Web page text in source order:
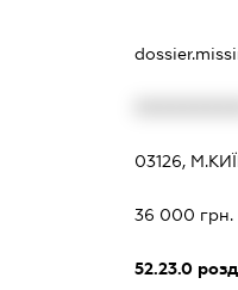
03126,
36 000 грн.
52.23.0